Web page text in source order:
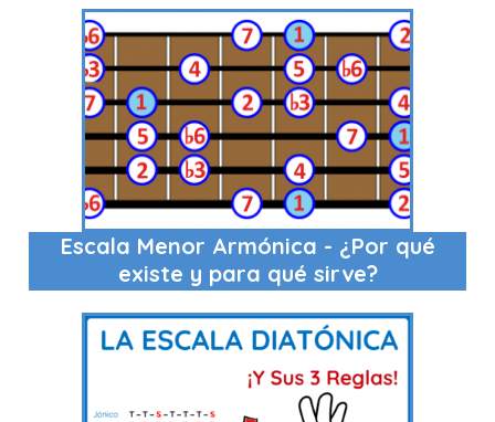
Escala Menor Armónica - ¿Por qué
existe y para qué sirve?